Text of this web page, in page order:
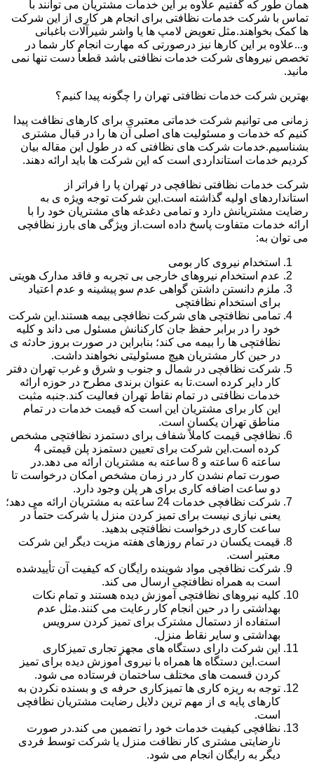
همان طور که گفتیم علاوه بر این خدمات مشتریان می توانند با
تماس با شرکت خدمات نظافتی برای انجام هر کاری از این شرکت
ها کمک بخواهند.مثل تعویض لامپ ها یا واشر شیرآلات باغبانی
و...علاوه بر این کارها نیز درصورتی که مهارت انجام کار شما در
تخصص نیروهای شرکت خدمات نظافتی باشد قطعاً دست تنها نمی
مانید.
بهترین شرکت خدمات نظافتی تهران را چگونه پیدا کنیم؟
زمانی می توانیم شرکت خدماتی معتبری برای کارهای نظافت پیدا
کنیم که خدمات و مسئولیت های اصلی آن ها را در قبال مشتری
بشناسیم.خدمات شرکت های نظافتی که در طول این مقاله بیان
کردیم خدمات استانداردی است که این شرکت ها باید ارائه دهند.
شرکت خدمات نظافتی نظافچی در تهران پا را فراتر از
استانداردهای اولیه گذاشته است.این شرکت توجه ویژه ی به
رضایت مشتریانش دارد و تمامی دغدغه های مشتریان خود را با
ارائه خدمات متفاوت پاسخ داده است.از ویژگی های بارز نظافچی
می توان به:
استخدام نیروی کار بومی
عدم استخدام نیروهای خارجی بی تجربه و فاقد مدارک هویتی
ملزم دانستن داشتن گواهی عدم سو پیشینه و عدم اعتیاد
برای استخدام نظافتچی
تمامی نظافتچی های شرکت نظافچی بیمه هستند.این شرکت
خود را در برابر حفظ جان کارکنانش مسئول می داند و کلیه
نظافتچی ها را بیمه می کند؛ بنابراین در صورت بروز حادثه ی
در حین کار مشتریان هیچ مسئولیتی نخواهند داشت.
شرکت نظافچی در شمال و جنوب و شرق و غرب تهران دفتر
کار دایر کرده است.تا به عنوان برندی مطرح در حوزه ارائه
خدمات نظافتی در تمام نقاط تهران فعالیت کند.جنبه مثبت
این کار برای مشتریان این است که قیمت خدمات در تمام
مناطق تهران یکسان است.
نظافچی قیمت کاملاً شفاف برای دستمزد نظافتچی مشخص
کرده است.این شرکت برای تعیین دستمزد پلن قیمتی 4
ساعته 6 ساعته و 8 ساعته به مشتریان ارائه می دهد.در
صورت تمام نشدن کار در زمان مشخص امکان درخواست تا
دو ساعت اضافه کاری برای هر پلن وجود دارد.
شرکت نظافچی خدمات 24 ساعته به مشتریان ارائه می دهد؛
یعنی نیازی نیست برای تمیز کردن منزل یا شرکت حتماً در
ساعت کاری درخواست نظافتچی بدهید.
قیمت یکسان در تمام روزهای هفته مزیت دیگر این شرکت
معتبر است.
شرکت نظافچی مواد شوینده رایگان که کیفیت آن تأییدشده
است به همراه نظافتچی ارسال می کند.
کلیه نیروهای نظافتچی آموزش دیده هستند و تمام نکات
بهداشتی را در حین انجام کار رعایت می کنند.مثل عدم
استفاده از دستمال مشترک برای تمیز کردن سرویس
بهداشتی و سایر نقاط منزل.
این شرکت دارای دستگاه های مجهز تجاری تمیزکاری
است.این دستگاه ها همراه با نیروی آموزش دیده برای تمیز
کردن قسمت های مختلف ساختمان فرستاده می شود.
توجه به ریزه کاری ها تمیزکاری حرفه ی و بسنده نکردن به
کارهای پایه ی از مهم ترین دلایل رضایت مشتریان نظافچی
است.
نظافچی کیفیت خدمات خود را تضمین می کند.در صورت
نارضایتی مشتری کار نظافت منزل یا شرکت توسط فردی
دیگر به رایگان انجام می شود.